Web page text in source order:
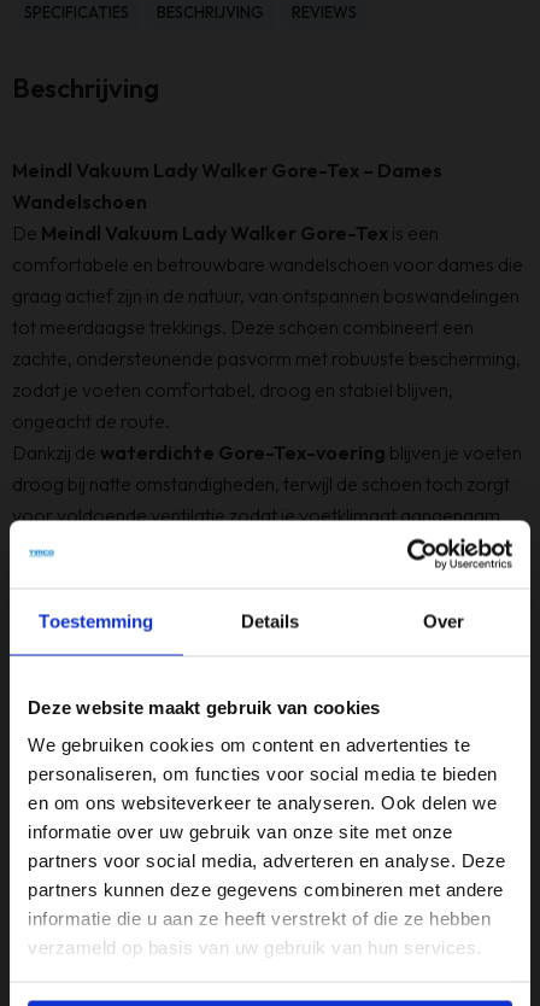
Toestemming Details Over
Deze website maakt gebruik van cookies
We gebruiken cookies om content en advertenties te
personaliseren, om functies voor social media te bieden
en om ons websiteverkeer te analyseren. Ook delen we
informatie over uw gebruik van onze site met onze
partners voor social media, adverteren en analyse. Deze
partners kunnen deze gegevens combineren met andere
informatie die u aan ze heeft verstrekt of die ze hebben
verzameld op basis van uw gebruik van hun services.
SPECIFICATIES BESCHRIJVING REVIEWS
Beschrijving
Meindl Vakuum Lady Walker Gore-Tex – Dames
Wandelschoen
De Meindl Vakuum Lady Walker Gore-Tex is een
comfortabele en betrouwbare wandelschoen voor dames die
graag actief zijn in de natuur, van ontspannen boswandelingen
tot meerdaagse trekkings. Deze schoen combineert een
zachte, ondersteunende pasvorm met robuuste bescherming,
zodat je voeten comfortabel, droog en stabiel blijven,
ongeacht de route.
Dankzij de waterdichte Gore-Tex-voering blijven je voeten
droog bij natte omstandigheden, terwijl de schoen toch zorgt
voor voldoende ventilatie zodat je voetklimaat aangenaam
blijft, zelfs tijdens warme of intensieve wandelingen. De schoen
biedt een comfortabele, goed ondersteunende pasvorm die
vermoeidheid vermindert en je stappen soepel maakt.
De tussenzool levert comfortabele demping en respons, wat
biedt betrouwbare grip en tractie op diverse ondergronden,
van bosgrond en modder tot grind en rotsachtig pad, zodat je
vol vertrouwen blijft lopen.
Belangrijkste kenmerken:
Waterdicht & ademend dankzij Gore-Tex
Comfortabele demping voor langdurig wandelplezier
Goede grip & stabiliteitop uiteenlopende terreinen
Ondersteunende pasvormvoor prettig loopcomfort
Met deMeindl Vakuum Lady Walker Gore-Texkies je voor